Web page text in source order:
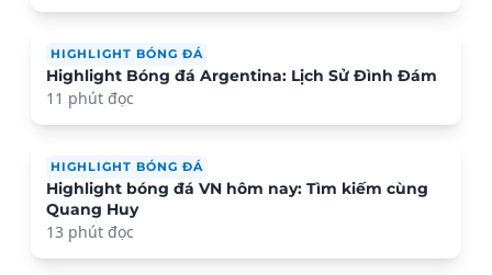
HIGHLIGHT BÓNG ĐÁ
Highlight Bóng đá Argentina: Lịch Sử Đình Đám
11 phút đọc
HIGHLIGHT BÓNG ĐÁ
Highlight bóng đá VN hôm nay: Tìm kiếm cùng
Quang Huy
13 phút đọc